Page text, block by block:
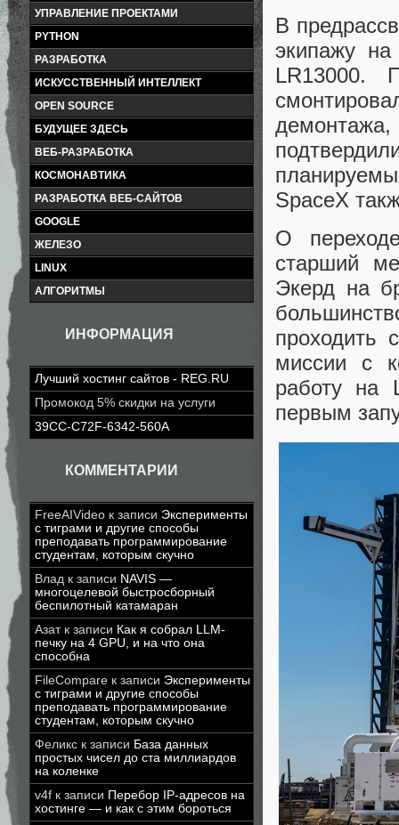
УПРАВЛЕНИЕ ПРОЕКТАМИ
PYTHON
РАЗРАБОТКА
ИСКУССТВЕННЫЙ ИНТЕЛЛЕКТ
OPEN SOURCE
БУДУЩЕЕ ЗДЕСЬ
ВЕБ-РАЗРАБОТКА
КОСМОНАВТИКА
РАЗРАБОТКА ВЕБ-САЙТОВ
GOOGLE
ЖЕЛЕЗО
LINUX
АЛГОРИТМЫ
ИНФОРМАЦИЯ
Лучший хостинг сайтов - REG.RU
Промокод 5% скидки на услуги
39CC-C72F-6342-560A
КОММЕНТАРИИ
FreeAIVideo к записи Эксперименты
с тиграми и другие способы
преподавать программирование
студентам, которым скучно
Влад к записи NAVIS —
многоцелевой быстросборный
беспилотный катамаран
Азатк записи Как я собрал LLM-
печку на 4 GPU, и на что она
способна
FileCompare к записи Эксперименты
с тиграми и другие способы
преподавать программирование
студентам, которым скучно
Феликс к записи База данных
простых чисел до ста миллиардов
на коленке
v4f к записи Перебор IP-адресов на
хостинге — и как с этим бороться
В
экипажу
LR13000.
SpaceX
О
старший
Экерд на
проходить
миссии с
работу на
первым